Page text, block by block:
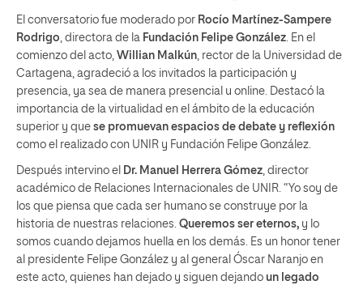
El conversatorio fue moderado por Rocío Martínez-Sampere
Rodrigo, directora de la Fundación Felipe González. En el
comienzo del acto, Willian Malkún, rector de la Universidad de
Cartagena, agradeció a los invitados la participación y
presencia, ya sea de manera presencial u online. Destacó la
importancia de la virtualidad en el ámbito de la educación
superior y que se promuevan espacios de debate y reflexión
como el realizado con UNIR y Fundación Felipe González.
Después intervino el Dr. Manuel Herrera Gómez, director
académico de Relaciones Internacionales de UNIR. “Yo soy de
los que piensa que cada ser humano se construye por la
historia de nuestras relaciones. Queremos ser eternos, y lo
somos cuando dejamos huella en los demás. Es un honor tener
al presidente Felipe González y al general Óscar Naranjo en
este acto, quienes han dejado y siguen dejando un legado